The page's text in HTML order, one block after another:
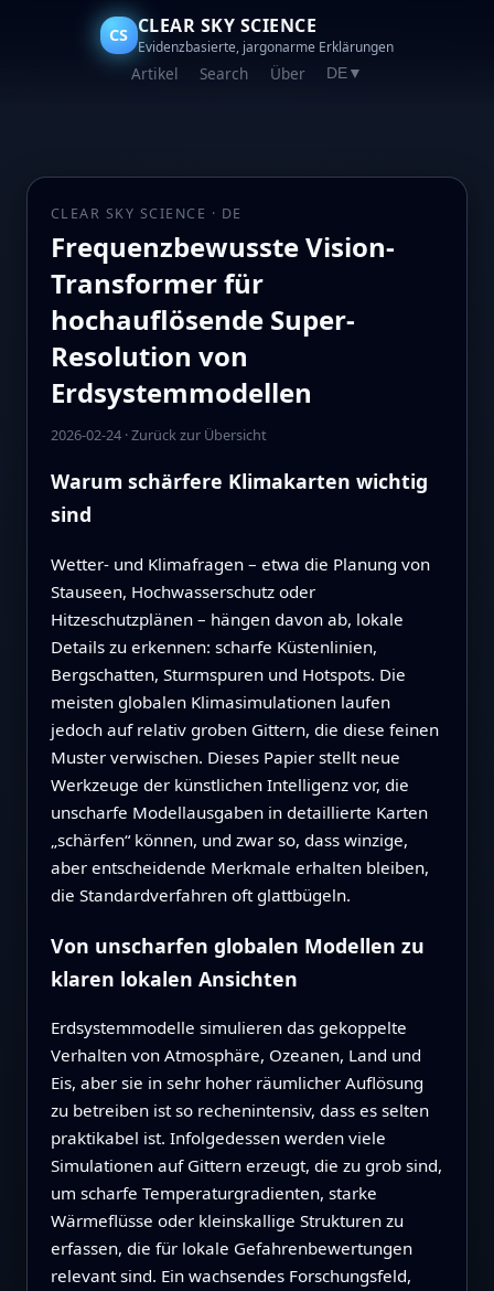
CS CLEAR SKY SCIENCE
Evidenzbasierte, jargonarme Erklärungen
Artikel Search Über DE▼
CLEAR SKY SCIENCE · DE
Frequenzbewusste Vision-
Transformer für
hochauflösende Super-
Resolution von
Erdsystemmodellen
2026-02-24·Zurück zur Übersicht
Warum schärfere Klimakarten wichtig
sind
Wetter- und Klimafragen – etwa die Planung von
Stauseen, Hochwasserschutz oder
Hitzeschutzplänen – hängen davon ab, lokale
Details zu erkennen: scharfe Küstenlinien,
Bergschatten, Sturmspuren und Hotspots. Die
meisten globalen Klimasimulationen laufen
jedoch auf relativ groben Gittern, die diese feinen
Muster verwischen. Dieses Papier stellt neue
Werkzeuge der künstlichen Intelligenz vor, die
unscharfe Modellausgaben in detaillierte Karten
„schärfen“ können, und zwar so, dass winzige,
aber entscheidende Merkmale erhalten bleiben,
die Standardverfahren oft glattbügeln.
Von unscharfen globalen Modellen zu
klaren lokalen Ansichten
Erdsystemmodelle simulieren das gekoppelte
Verhalten von Atmosphäre, Ozeanen, Land und
Eis, aber sie in sehr hoher räumlicher Auflösung
zu betreiben ist so rechenintensiv, dass es selten
praktikabel ist. Infolgedessen werden viele
Simulationen auf Gittern erzeugt, die zu grob sind,
um scharfe Temperaturgradienten, starke
Wärmeflüsse oder kleinskallige Strukturen zu
erfassen, die für lokale Gefahrenbewertungen
relevant sind. Ein wachsendes Forschungsfeld,